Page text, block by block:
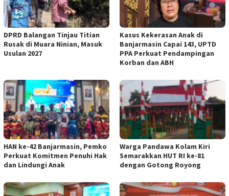
DPRD Balangan Tinjau Titian
Rusak di Muara Ninian, Masuk
Usulan 2027
Kasus Kekerasan Anak di
Banjarmasin Capai 143, UPTD
PPA Perkuat Pendampingan
Korban dan ABH
HAN ke-42 Banjarmasin, Pemko
Perkuat Komitmen Penuhi Hak
dan Lindungi Anak
Warga Pandawa Kolam Kiri
Semarakkan HUT RI ke-81
dengan Gotong Royong